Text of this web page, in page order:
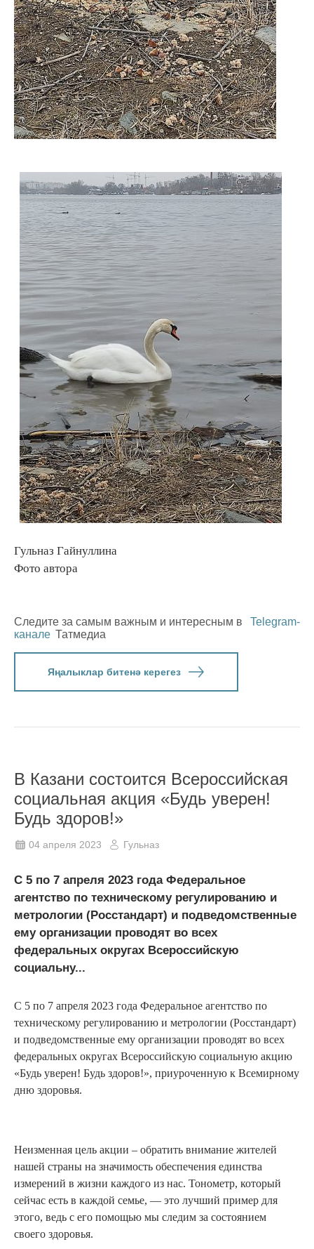
Гульназ Гайнуллина
Фото автора
Следите за самым важным и интересным в
Telegram-
канале Татмедиа
Яңалыклар битенә керегез
В Казани состоится Всероссийская
социальная акция «Будь уверен!
Будь здоров!»
04 апреля 2023 Гульназ
С 5 по 7 апреля 2023 года Федеральное
агентство по техническому регулированию и
метрологии (Росстандарт) и подведомственные
ему организации проводят во всех
федеральных округах Всероссийскую
социальну...
С 5 по 7 апреля 2023 года Федеральное агентство по
техническому регулированию и метрологии (Росстандарт)
и подведомственные ему организации проводят во всех
федеральных округах Всероссийскую социальную акцию
«Будь уверен! Будь здоров!», приуроченную к Всемирному
дню здоровья.
Неизменная цель акции – обратить внимание жителей
нашей страны на значимость обеспечения единства
измерений в жизни каждого из нас. Тонометр, который
сейчас есть в каждой семье, — это лучший пример для
этого, ведь с его помощью мы следим за состоянием
своего здоровья.